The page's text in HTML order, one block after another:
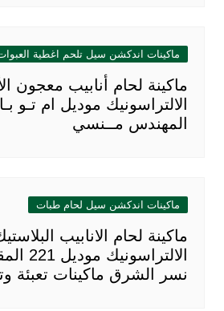
ماكينات اندكشن سيل تلحم اغطية العبوات
ماكينة لحام أنابيب معجون
المهندس مــنسي
ماكينات اندكشن سيل لحام طبات
ماكينة لحام الانابيب
نسر الشرق ماكينات تعبئة